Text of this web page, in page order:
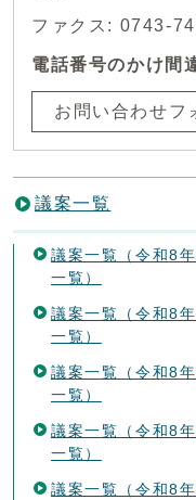
ファクス: 0743-
電話番号のかけ間
お問い合わせフ
議案一覧
議案一覧（令和8
一覧）
議案一覧（令和8
一覧）
議案一覧（令和8
一覧）
議案一覧（令和8
一覧）
議案一覧（令和8